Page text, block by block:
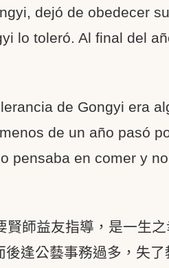
dejó de obedecer
lo toleró. Al final del
de Gongyi era
de un año pasó
pensaba en comer y
師益友指導，是一生
逢公藝事務過多，失